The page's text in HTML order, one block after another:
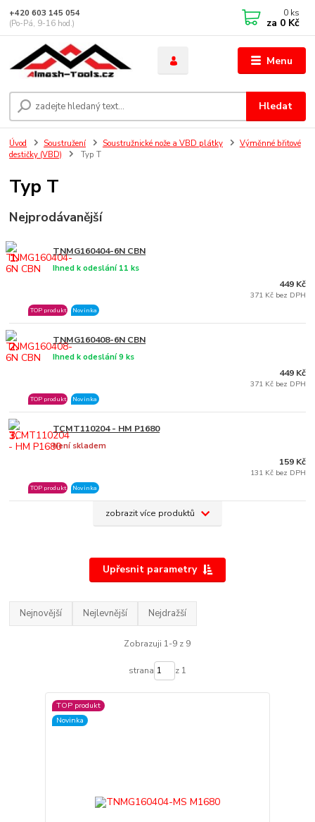
Menu
Hledat
+420 603 145 054
(Po-Pá, 9-16 hod.)
0 ks
za 0 Kč
Úvod Soustružení Soustružnické nože a VBD plátky
Výměnné břitové
destičky (VBD)
Typ T
Typ T
Nejprodávanější
1. TNMG160404-6N CBN
Ihned k odeslání 11 ks
TOP produkt Novinka
449 Kč
371 Kč bez DPH
2. TNMG160408-6N CBN
Ihned k odeslání 9 ks
TOP produkt Novinka
449 Kč
371 Kč bez DPH
3. TCMT110204 - HM P1680
Není skladem
TOP produkt Novinka
159 Kč
131 Kč bez DPH
zobrazit více produktů
Upřesnit parametry
Nejnovější Nejlevnější Nejdražší
Zobrazuji 1-9 z 9
strana z 1
TOP produkt
Novinka